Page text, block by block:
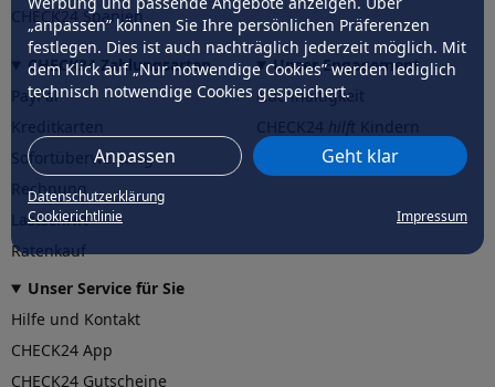
„anpassen” können Sie Ihre persönlichen Präferenzen
festlegen. Dies ist auch nachträglich jederzeit möglich. Mit
dem Klick auf „Nur notwendige Cookies” werden lediglich
technisch notwendige Cookies gespeichert.
Anpassen Geht klar
Datenschutzerklärung
Cookierichtlinie
Impressum
CHECK24 Spanien
CHECK24 Zahlungsarten
PayPal
Sofortüberweisung
Rechnung
Lastschrift
Ratenkauf
Unser Engagement
Nachhaltigkeit
CHECK24hilftder Natur
Unser Service für Sie
Hilfe und Kontakt
CHECK24 App
CHECK24 Gutscheine